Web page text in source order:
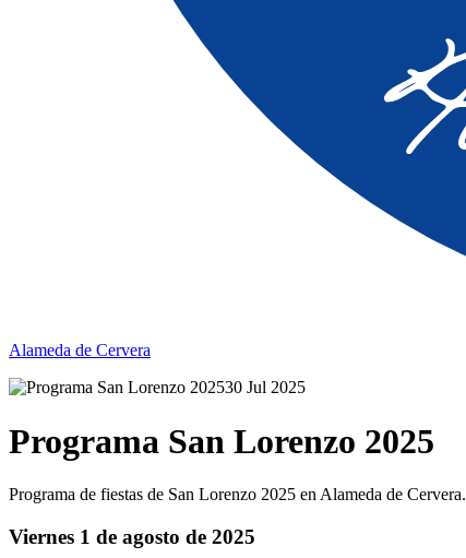
Alameda de Cervera
30 Jul 2025
Programa San Lorenzo 2025
Programa de fiestas de San Lorenzo 2025 en Alameda de Cervera.
Viernes 1 de agosto de 2025